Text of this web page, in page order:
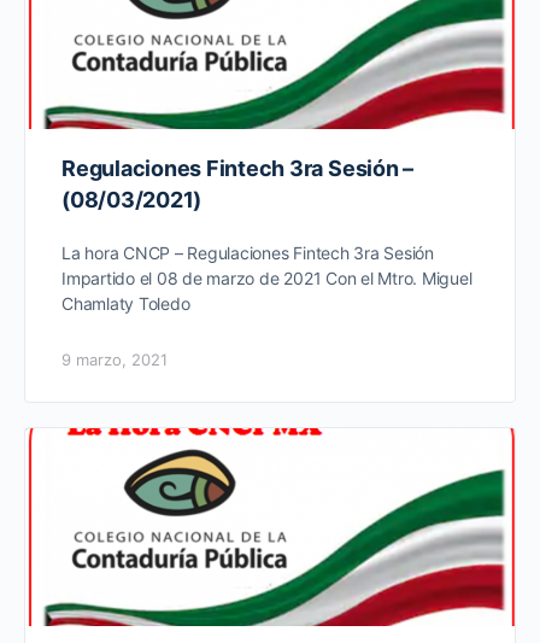
Regulaciones Fintech 3ra Sesión –
(08/03/2021)
La hora CNCP – Regulaciones Fintech 3ra Sesión
Impartido el 08 de marzo de 2021 Con el Mtro. Miguel
Chamlaty Toledo
9 marzo, 2021